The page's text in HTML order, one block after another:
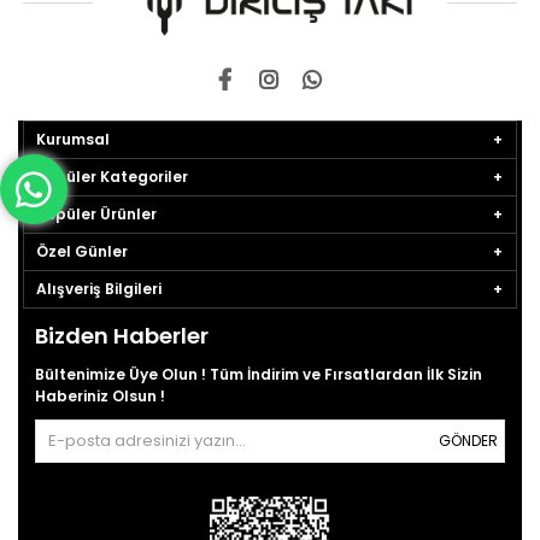
Kurumsal
Popüler Kategoriler
Popüler Ürünler
Özel Günler
Alışveriş Bilgileri
Bizden Haberler
Bültenimize Üye Olun ! Tüm İndirim ve Fırsatlardan İlk Sizin
Haberiniz Olsun !
GÖNDER